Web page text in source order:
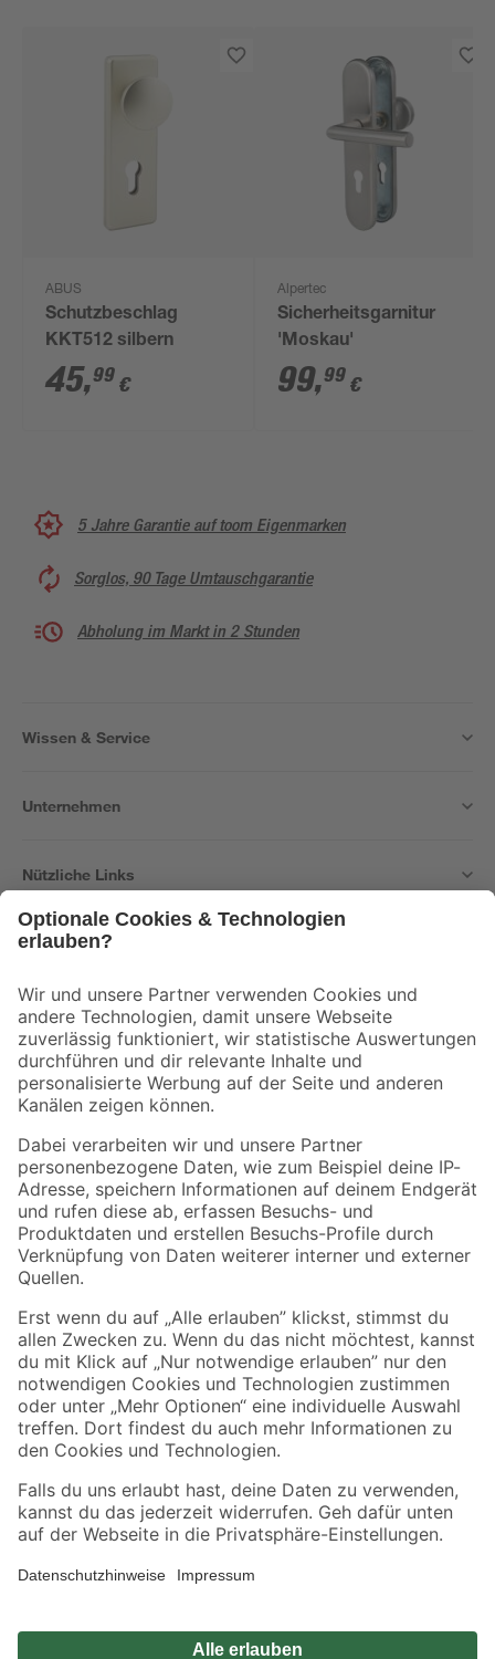
ABUS
Schutzbeschlag
KKT512 silbern
45,99 €
Alpertec
Sicherheitsgarnitur
'Moskau'
99,99 €
5 Jahre Garantie auf toom Eigenmarken
Sorglos, 90 Tage Umtauschgarantie
Abholung im Markt in 2 Stunden
Wissen & Service
Unternehmen
Nützliche Links
Der toom Newsletter: Keine Angebote und Aktionen mehr verpassen!
Zur Newsletter Anmeldung
Folge uns
Zahlungsarten Versandarten
Sicher einkaufen
Jetzt die toom-App herunterladen
Alle Preisangaben in EUR inkl. gesetzl. MwSt.. Die dargestellten Angebote sind unter
Umständen nicht in allen Märkten verfügbar. Die angegebenen Verfügbarkeiten beziehen
Produkte nur solange der Vorrat reicht.
*Paketversand ab 59 € versandkostenfrei, gilt nicht für Artikel mit Speditionsversand, hier
Privatsphäre Impressum